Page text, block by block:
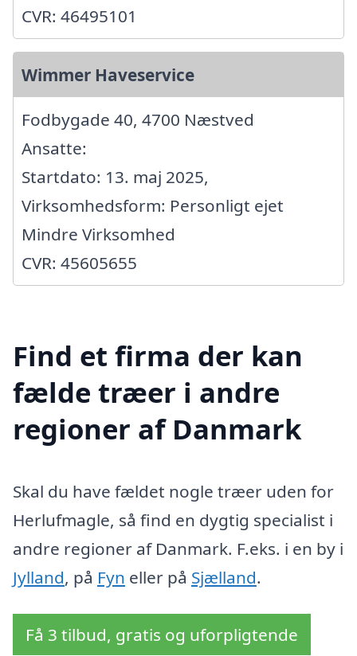
CVR: 46495101
Wimmer Haveservice
Fodbygade 40, 4700 Næstved
Ansatte:
Startdato: 13. maj 2025,
Virksomhedsform: Personligt ejet
Mindre Virksomhed
CVR: 45605655
Find et firma der kan
fælde træer i andre
regioner af Danmark
Skal du have fældet nogle træer uden for
Herlufmagle, så find en dygtig specialist i
andre regioner af Danmark. F.eks. i en by i
Jylland, på Fyn eller på Sjælland.
Få 3 tilbud, gratis og uforpligtende